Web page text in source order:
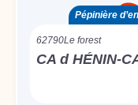
Pépinière
62790Le forest
CA d HÉNIN-